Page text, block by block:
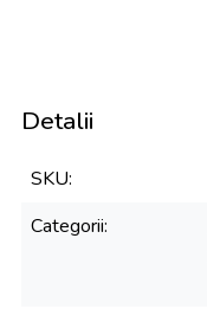
Detalii
SKU
Categorii